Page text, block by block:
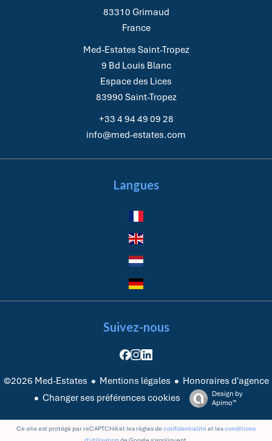
83310 Grimaud
France
Med-Estates Saint-Tropez
9 Bd Louis Blanc
Espace des Lices
83990 Saint-Tropez
+33 4 94 49 09 28
info@med-estates.com
Langues
Suivez-nous
©2026 Med-Estates Mentions légales
Honoraires d'agence
Changer ses préférences cookies
Design by
Apimo™
Ce site est protégé par reCAPTCHA et les règles deconfidentialitéet lesconditions